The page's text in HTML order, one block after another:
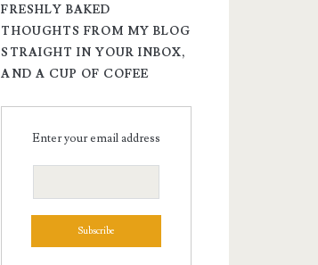
FRESHLY BAKED
THOUGHTS FROM MY BLOG
STRAIGHT IN YOUR INBOX,
AND A CUP OF COFEE
Enter your email address